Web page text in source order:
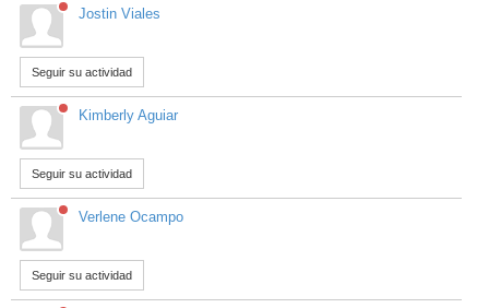
Jostin Viales
Seguir su actividad
Kimberly Aguiar
Seguir su actividad
Verlene Ocampo
Seguir su actividad